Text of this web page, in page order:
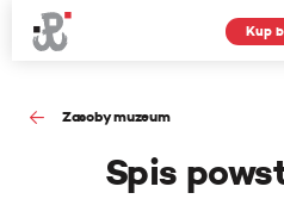
Kup
Zasoby muzeum
Spis